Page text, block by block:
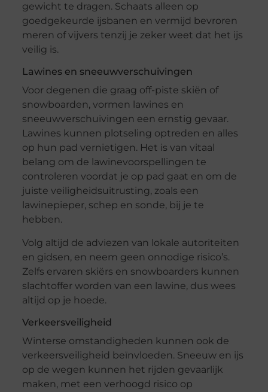
gewicht te dragen. Schaats alleen op
goedgekeurde ijsbanen en vermijd bevroren
meren of vijvers tenzij je zeker weet dat het ijs
veilig is.
Lawines en sneeuwverschuivingen
Voor degenen die graag off-piste skiën of
snowboarden, vormen lawines en
sneeuwverschuivingen een ernstig gevaar.
Lawines kunnen plotseling optreden en alles
op hun pad vernietigen. Het is van vitaal
belang om de lawinevoorspellingen te
controleren voordat je op pad gaat en om de
juiste veiligheidsuitrusting, zoals een
lawinepieper, schep en sonde, bij je te
hebben.
Volg altijd de adviezen van lokale autoriteiten
en gidsen, en neem geen onnodige risico’s.
Zelfs ervaren skiërs en snowboarders kunnen
slachtoffer worden van een lawine, dus wees
altijd op je hoede.
Verkeersveiligheid
Winterse omstandigheden kunnen ook de
verkeersveiligheid beïnvloeden. Sneeuw en ijs
op de wegen kunnen het rijden gevaarlijk
maken, met een verhoogd risico op